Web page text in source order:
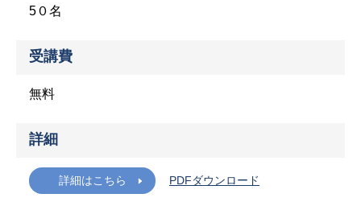
5０名
受講費
無料
詳細
PDFダウンロード
詳細はこちら